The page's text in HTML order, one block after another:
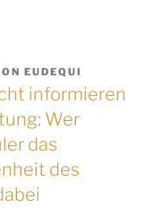
EUDEQUI
informieren
Wer
das
des